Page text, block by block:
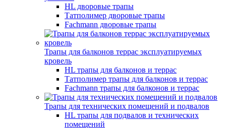
HL дворовые трапы
Татполимер дворовые трапы
Fachmann дворовые трапы
Трапы для балконов террас эксплуатируемых
кровель
HL трапы для балконов и террас
Татполимер трапы для балконов и террас
Fachmann трапы для балконов и террас
Трапы для технических помещений и подвалов
HL трапы для подвалов и технических
помещений